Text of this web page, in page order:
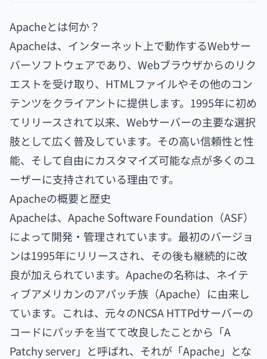
Apacheとは何か？
Apacheは、インターネット上で動作するWebサー
バーソフトウェアであり、Webブラウザからのリク
エストを受け取り、HTMLファイルやその他のコン
テンツをクライアントに提供します。1995年に初め
てリリースされて以来、Webサーバーの主要な選択
肢として広く普及しています。その高い信頼性と性
能、そして自由にカスタマイズ可能な点が多くのユ
ーザーに支持されている理由です。
Apacheの概要と歴史
Apacheは、Apache Software Foundation（ASF）
によって開発・管理されています。最初のバージョ
ンは1995年にリリースされ、その後も継続的に改
良が加えられています。Apacheの名称は、ネイテ
ィブアメリカンのアパッチ族（Apache）に由来し
ています。これは、元々のNCSA HTTPdサーバーの
コードにパッチを当てて改良したことから「A
Patchy server」と呼ばれ、それが「Apache」とな